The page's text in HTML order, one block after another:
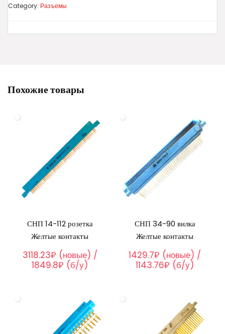
Category: Разъемы
Похожие товары
СНП 14-112 розетка
Желтые контакты
3118.23₽ (новые) /
1849.8₽ (б/у)
СНП 34-90 вилка
Желтые контакты
1429.7₽ (новые) /
1143.76₽ (б/у)